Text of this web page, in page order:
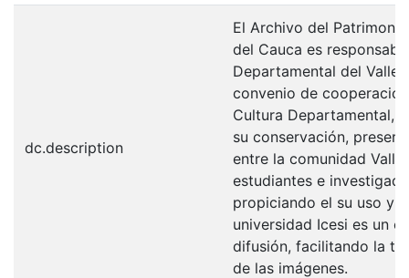
dc.description
El Archivo del
del Cauca es
Departamental del Valle
convenio de
Cultura Departamental,
su conservación,
entre la comunidad
estudiantes e
propiciando el su uso y
universidad Icesi es un
difusión, facilitando la
de las imágenes.